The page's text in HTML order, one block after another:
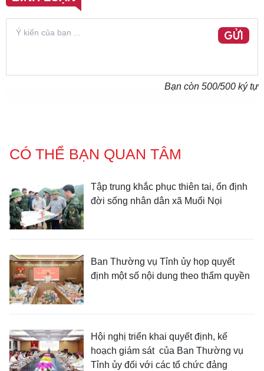
GỬI
Bạn còn 500/500 ký tự
CÓ THỂ BẠN QUAN TÂM
Tập trung khắc phục thiên tai, ổn định
đời sống nhân dân xã Muổi Nọi
Ban Thường vụ Tỉnh ủy họp quyết
định một số nội dung theo thẩm quyền
Hội nghị triển khai quyết định, kế
hoạch giám sát của Ban Thường vụ
Tỉnh ủy đối với các tổ chức đảng